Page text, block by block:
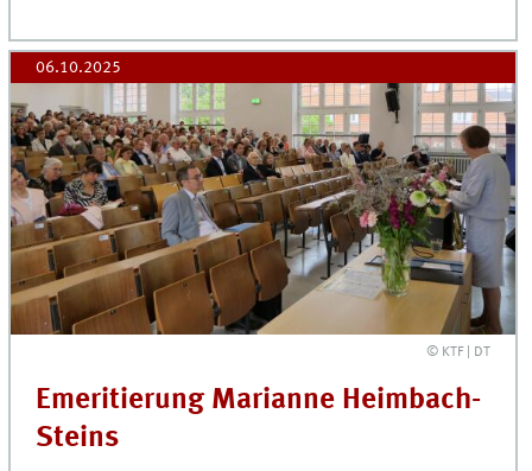
06.10.2025
© KTF | DT
Emeritierung Marianne Heimbach-
Steins